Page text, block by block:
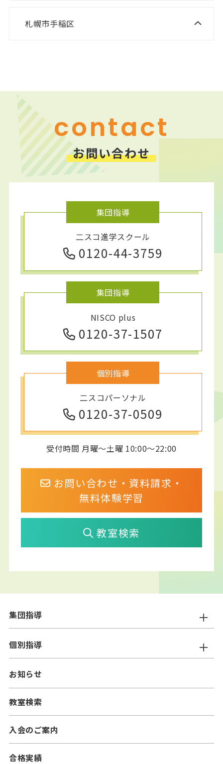
ニスコ進学スクール 平岡中央教室
ニスコ進学スクール 森林公園教室
ニスコパーソナル 平岡公園教室
札幌市手稲区
contact
お問い合わせ
集団指導
二スコ進学スクール
0120-44-3759
集団指導
NISCO plus
0120-37-1507
個別指導
二スコパーソナル
0120-37-0509
受付時間 月曜～土曜 10:00～22:00
お問い合わせ・資料請求・
無料体験学習
教室検索
お知らせ
教室検索
入会のご案内
合格実績
集団指導
ニスコ進学スクール
━小学生コース
━中学生コース
━中学生コース
個別指導
ニスコパーソナル
━小学生コース
━中学生コース
━高校生コース